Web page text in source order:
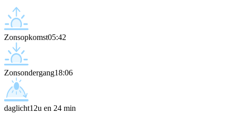
Zonsopkomst05:42
Zonsondergang18:06
daglicht12u en 24 min